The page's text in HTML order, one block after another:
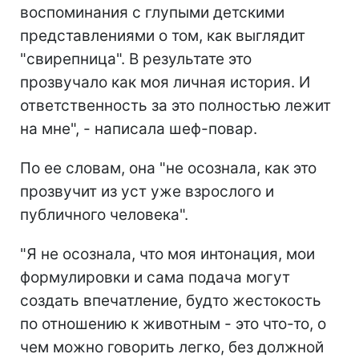
воспоминания с глупыми детскими
представлениями о том, как выглядит
"свирепница". В результате это
прозвучало как моя личная история. И
ответственность за это полностью лежит
на мне", - написала шеф-повар.
По ее словам, она "не осознала, как это
прозвучит из уст уже взрослого и
публичного человека".
"Я не осознала, что моя интонация, мои
формулировки и сама подача могут
создать впечатление, будто жестокость
по отношению к животным - это что-то, о
чем можно говорить легко, без должной